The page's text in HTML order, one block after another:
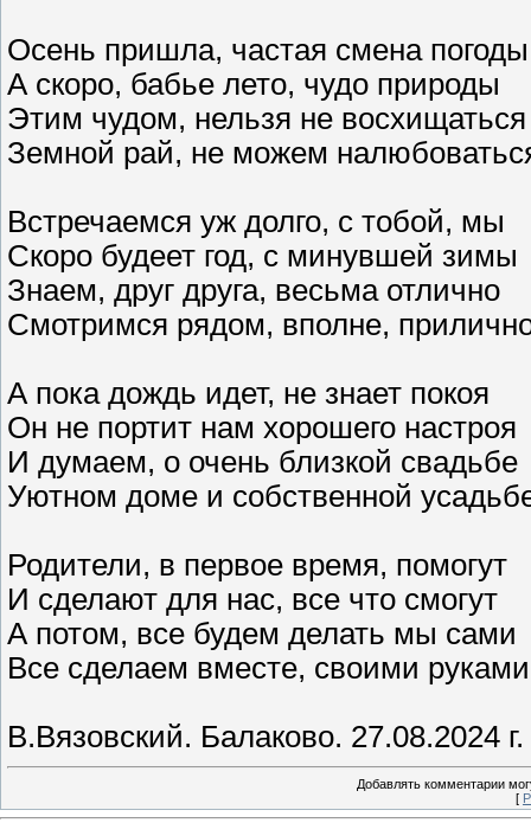
Осень пришла, частая смена погоды
А скоро, бабье лето, чудо природы
Этим чудом, нельзя не восхищаться
Земной рай, не можем
Встречаемся уж долго, с тобой, мы
Скоро будеет год, с минувшей зимы
Знаем, друг друга, весьма отлично
Смотримся рядом, вполне,
А пока дождь идет, не знает покоя
Он не портит нам хорошего настроя
И думаем, о очень близкой свадьбе
Уютном доме и собственной
Родители, в первое время, помогут
И сделают для нас, все что смогут
А потом, все будем делать мы сами
Все сделаем вместе, своими руками
В.Вязовский. Балаково. 27.08.2024 г.
Добавлять комментарии
[